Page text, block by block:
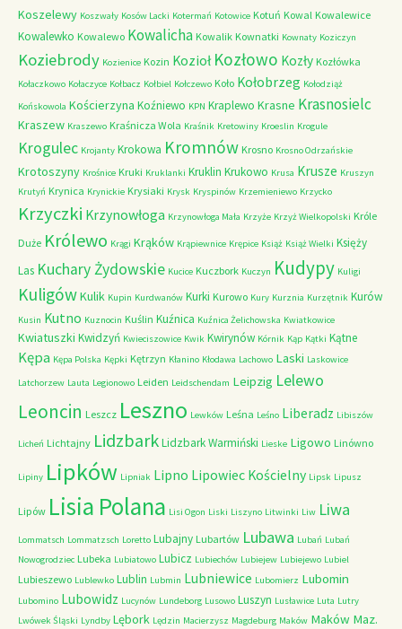
Koszelewy Koszwały Kosów Lacki Kotermań Kotowice Kotuń Kowal Kowalewice
Kowalewko Kowalewo Kowalicha Kowalik Kownatki Kownaty Koziczyn
Koziebrody Kozienice Kozin Kozioł Kozłowo Kozły Kozłówka
Kołaczkowo Kołaczyce Kołbacz Kołbiel Kołczewo Koło Kołobrzeg Kołodziąż
Końskowola Kościerzyna Koźniewo KPN Kraplewo Krasne Krasnosielc
Kraszew Kraszewo Kraśnicza Wola Kraśnik Kretowiny Kroeslin Krogule
Krogulec Krojanty Krokowa Kromnów Krosno Krosno Odrzańskie
Krotoszyny Krośnice Kruki Kruklanki Kruklin Krukowo Krusa Krusze Kruszyn
Krutyń Krynica Krynickie Krysiaki Krysk Kryspinów Krzemieniewo Krzycko
Krzyczki Krzynowłoga Krzynowłoga Mała Krzyże Krzyż Wielkopolski Króle
Duże Królewo Krągi Krąków Krąpiewnice Krępice Książ Książ Wielki Księży
Las Kuchary Żydowskie Kucice Kuczbork Kuczyn Kudypy Kuligi
KuligówKulik Kupin Kurdwanów Kurki Kurowo Kury Kurznia Kurzętnik Kurów
Kusin Kutno Kuznocin Kuślin Kuźnica Kuźnica Żelichowska Kwiatkowice
Kwiatuszki Kwidzyń Kwieciszowice Kwik Kwirynów Kórnik Kąp Kątki Kątne
Kępa Kępa Polska Kępki Kętrzyn Kłanino Kłodawa Lachowo Laski Laskowice
Latchorzew Lauta Legionowo Leiden Leidschendam Leipzig Lelewo
Leoncin Leszcz Leszno Lewków Leśna Leśno Liberadz Libiszów
Licheń Lichtajny LidzbarkLidzbark Warmiński Lieske Ligowo Linówno
Lipiny Lipków Lipniak Lipno Lipowiec Kościelny Lipsk Lipusz
Lipów Lisia Polana Lisi Ogon Liski Liszyno Litwinki Liw Liwa
Lommatsch Lommatzsch Loretto Lubajny Lubartów Lubawa Lubań Lubań
Nowogrodziec Lubeka Lubiatowo Lubicz Lubiechów Lubiejew Lubiejewo Lubiel
Lubieszewo Lublewko Lublin Lubmin Lubniewice Lubomierz Lubomin
Lubomino Lubowidz Lucynów Lundeborg Lusowo Luszyn Lusławice Luta Lutry
Lwówek Śląski Lyndby Lębork Lędzin Macierzysz Magdeburg Maków Maków Maz.